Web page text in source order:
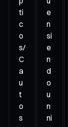
ti
c
o
s/
C
a
u
t
o
s
e
n
si
e
n
d
o
u
n
ni